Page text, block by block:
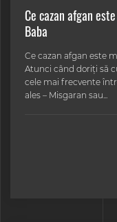
Ce cazan afgan
Baba
Ce cazan afgan este
Atunci când doriți să
cele mai frecvente
ales – Misgaran sau...